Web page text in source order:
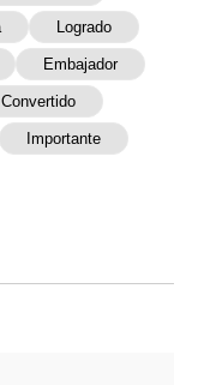
Logrado
Embajador
Convertido
Importante